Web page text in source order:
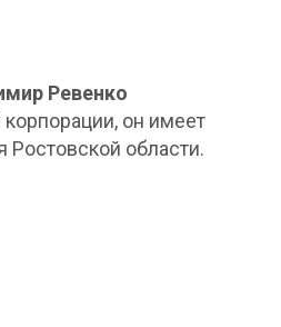
Ревенко
он имеет
Ростовской области.